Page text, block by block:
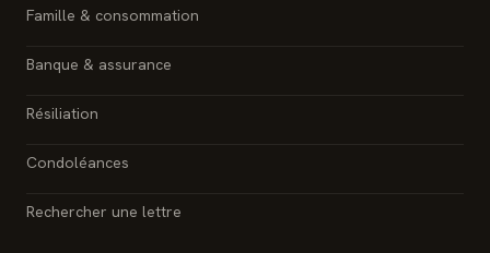
Famille & consommation
Banque & assurance
Résiliation
Condoléances
Rechercher une lettre